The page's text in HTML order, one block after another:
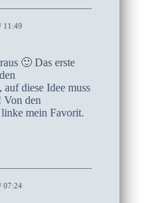
11:49
🙂 Das erste
diese Idee muss
Von den
mein Favorit.
07:24